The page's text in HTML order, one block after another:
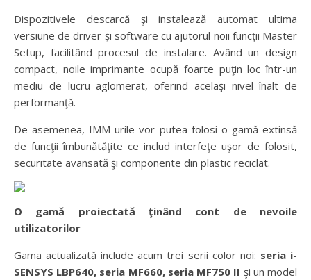
Dispozitivele descarcă şi instalează automat ultima
versiune de driver şi software cu ajutorul noii funcţii Master
Setup, facilitând procesul de instalare. Având un design
compact, noile imprimante ocupă foarte puţin loc într-un
mediu de lucru aglomerat, oferind acelaşi nivel înalt de
performanţă.
De asemenea, IMM-urile vor putea folosi o gamă extinsă
de funcţii îmbunătăţite ce includ interfeţe uşor de folosit,
securitate avansată şi componente din plastic reciclat.
O gamă proiectată ţinând cont de nevoile
utilizatorilor
Gama actualizată include acum trei serii color noi: seria i-
SENSYS LBP640, seria MF660, seria MF750 II şi un model